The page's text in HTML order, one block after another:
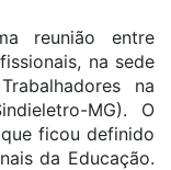
reunião entre
na sede
na
MG). O
ficou definido
da Educação.